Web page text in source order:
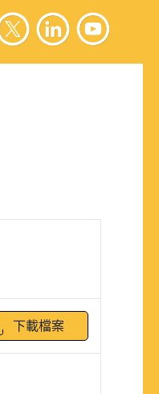
下載檔案